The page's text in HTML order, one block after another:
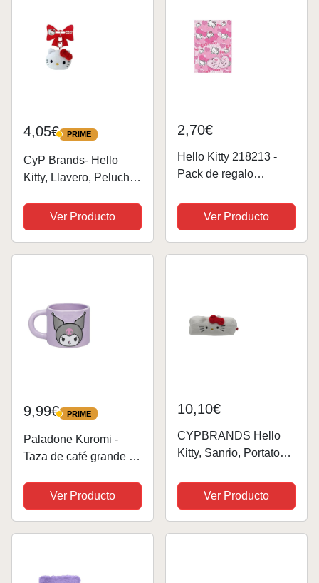
4,05€ PRIME
PRIME
CyP Brands- Hello
Kitty, Llavero, Peluche,
OficialVer Producto
2,70€
Hello Kitty 218213 -
Pack de regalo
Ver Producto
9,99€ PRIME
PRIME
Paladone Kuromi -
Taza de café grande de
oficial de Sanrio Hello
Kitty & Friends de 400
ml para té y chocolate
Ver Producto
10,10€
CYPBRANDS Hello
Kitty, Sanrio, Portatodo,
Color Blanco, Producto
Oficial
Ver Producto